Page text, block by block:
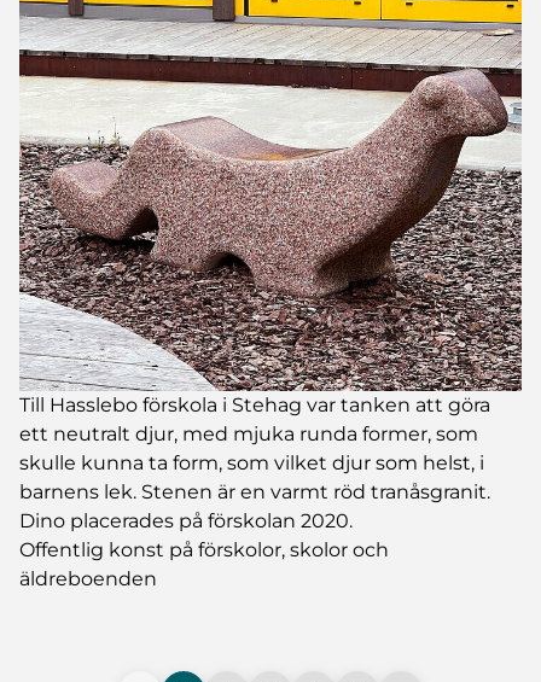
Till Hasslebo förskola i Stehag var tanken att göra
ett neutralt djur, med mjuka runda former, som
skulle kunna ta form, som vilket djur som helst, i
barnens lek. Stenen är en varmt röd tranåsgranit.
Dino placerades på förskolan 2020.
Offentlig konst på förskolor, skolor och
äldreboenden